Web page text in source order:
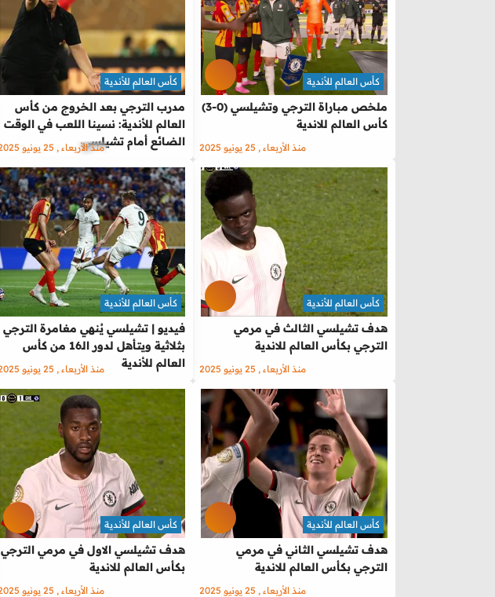
ملخص مباراة الترجي وتشيلسي (0-3)
كأس العالم للاندية
كأس العالم للأندية
منذ الأربعاء , 25 يونيو 2025
مدرب الترجي بعد الخروج من كأس
العالم للأندية: نسينا اللعب في الوقت
الضائع أمام تشيلسي
كأس العالم للأندية
منذ الأربعاء , 25 يونيو 2025
هدف تشيلسي الثالث في مرمي
الترجي بكأس العالم للاندية
كأس العالم للأندية
منذ الأربعاء , 25 يونيو 2025
فيديو | تشيلسي يُنهي مغامرة الترجي
بثلاثية ويتأهل لدور الـ16 من كأس
العالم للأندية
كأس العالم للأندية
منذ الأربعاء , 25 يونيو 2025
هدف تشيلسي الثاني في مرمي
الترجي بكأس العالم للاندية
كأس العالم للأندية
منذ الأربعاء , 25 يونيو 2025
هدف تشيلسي الاول في مرمي الترجي
بكأس العالم للاندية
كأس العالم للأندية
منذ الأربعاء , 25 يونيو 2025